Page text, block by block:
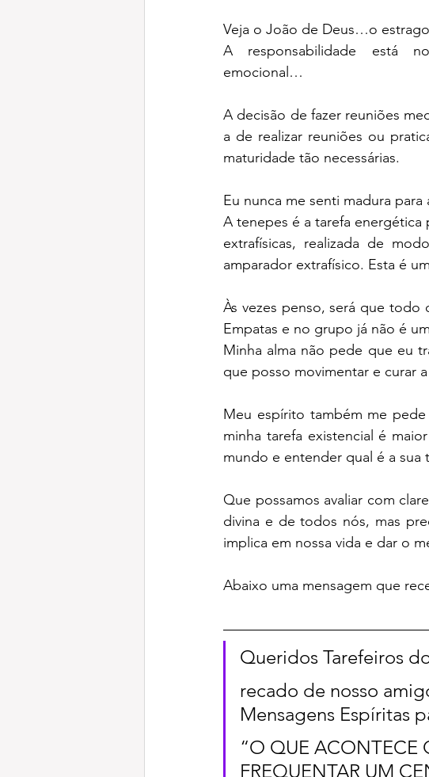
Veja o João de Deus…o
A responsabilidade está
emocional…
A decisão de fazer reuniões
a de realizar reuniões ou
maturidade tão necessárias.
Eu nunca me senti madura para
A tenepes é a tarefa energética
extrafísicas, realizada de
amparador extrafísico. Esta é
Às vezes penso, será que todo
Empatas e no grupo já não é
Minha alma não pede que eu
que posso movimentar e curar
Meu espírito também me
minha tarefa existencial é
mundo e entender qual é a sua
Que possamos avaliar com
divina e de todos nós, mas
implica em nossa vida e dar o
Abaixo uma mensagem que
Queridos Tarefeiros
recado de nosso
Mensagens Espíritas
“O QUE
FREQUENTAR UM